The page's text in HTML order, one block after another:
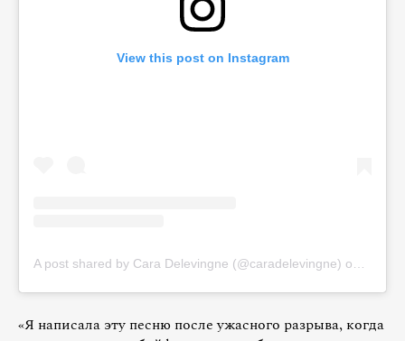
View this post on Instagram
A post shared by Cara Delevingne (@caradelevingne) on
«Я написала эту песню после ужасного разрыва, когда